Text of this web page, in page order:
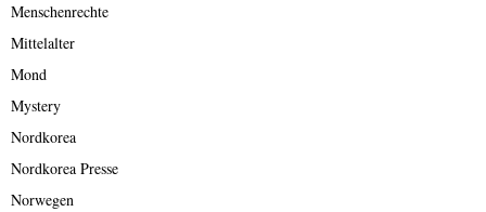
Menschenrechte
Mittelalter
Mond
Mystery
Nordkorea
Nordkorea Presse
Norwegen